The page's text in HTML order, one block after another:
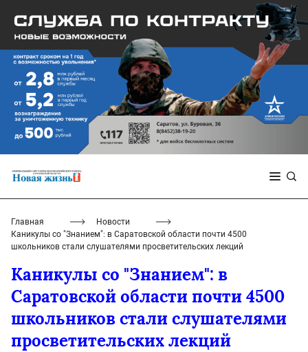
Главная
Новости
Каникулы со "Знанием": в Саратовской области почти 4500
школьников стали слушателями просветительских лекций
Каникулы со "Знанием": в
Саратовской области почти 4500
школьников стали слушателями
просветительских лекций